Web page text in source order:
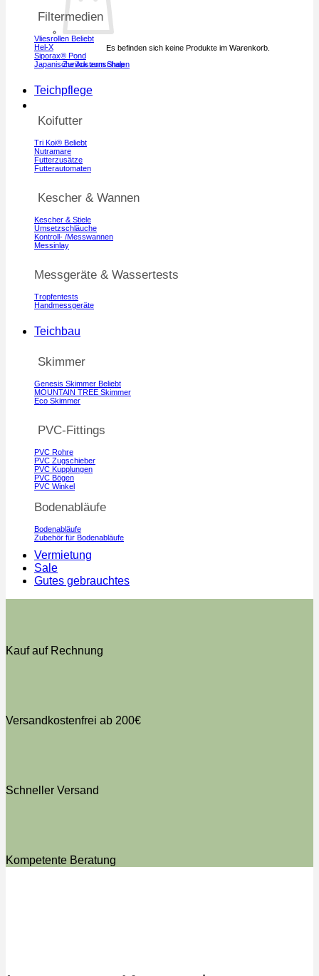
Es befinden sich keine Produkte im Warenkorb.
Zurück zum Shop
Filtermedien
Vliesrollen
Hel-X
Siporax® Pond
Japanische Austernschalen
Teichpflege
Koifutter
Tri Koi®
Nutramare
Futterzusätze
Futterautomaten
Kescher & Wannen
Kescher & Stiele
Umsetzschläuche
Kontroll- /Messwannen
Messinlay
Messgeräte & Wassertests
Tropfentests
Handmessgeräte
Teichbau
Skimmer
Genesis Skimmer
MOUNTAIN TREE Skimmer
Eco Skimmer
PVC-Fittings
PVC Rohre
PVC Zugschieber
PVC Kupplungen
PVC Bögen
PVC Winkel
Bodenabläufe
Bodenabläufe
Zubehör für Bodenabläufe
Vermietung
Sale
Gutes gebrauchtes
Kauf auf Rechnung
Versandkostenfrei ab 200€
Schneller Versand
Kompetente Beratung